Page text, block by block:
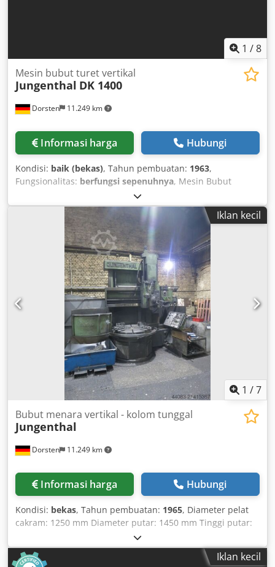
1 /8
Dorsten 11.249 km
Mesin bubut turet vertikal
Jungenthal DK 1400
Informasi harga Hubungi
Kondisi: baik (bekas), Tahun pembuatan: 1963,
Fungsionalitas: berfungsi sepenuhnya, Mesin Bubut
Karusel Tiang Tunggal | Jungenthal DK 1400 Mesin telah
direkondisi pada tahun 1996, baru-baru ini dibersihkan,
dan dalam kondisi baik. - Diameter pelat meja: 1.200 mm -
Diameter putar: 1.500 mm - Tinggi pembubutan: 1.300 mm
- Penyesuaian dudukan: 800 mm - Dudukan samping -
penyesuaian horizontal: 550 mm - Kontrol Heidenhain
Positip 855 - Panel kontrol baru - Berbagai aksesori
Inspeksi dapat dilakukan kapan saja berdasarkan
kesepakatan. #Tag: Jungenthal | Mesin Bubut Karusel
Tiang Tunggal | DK1400 Chjdpeyft Ahsfx Aagsa
Iklan kecil
1 /7
Dorsten 11.249 km
Bubut menara vertikal - kolom tunggal
Jungenthal
Informasi harga Hubungi
Kondisi: bekas, Tahun pembuatan: 1965, Diameter pelat
cakram: 1250 mm Diameter putar: 1450 mm Tinggi putar:
1200 mm Pergerakan support: 800 mm Support samping -
Pergerakan horizontal: 600 mm Direkondisi ulang: 1996
Mesin dikendalikan secara siklus Panel kontrol baruIklan kecil